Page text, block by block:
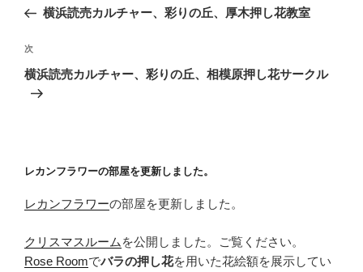
ナ
ビ
ゲ
ー
の
稿
横浜読売カルチャー、彩りの丘、厚木押し花教室
次
の
次
横浜読売カルチャー、彩りの丘、相模原押し花サークル
レカンフラワーの部屋を更新しました。
レカンフラワーの部屋を更新しました。
クリスマスルーム を公開しました。ご覧ください。
Rose Roomでバラの押し花を用いた花絵額を展示してい